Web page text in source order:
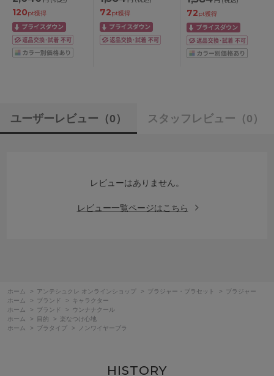
M/L/LL/3L
120pt獲得
対応 M/L
72pt獲得 72pt獲得
ユーザーレビュー （0） スタッフレビュー （0）
レビューはありません。
レビュー一覧ページはこちら
ホーム > アンテシュクレ オンラインショップ > ブラジャー・ブラセット >
ブラジャー
ホーム
> ブランド >
キャラクター
ホーム
> ブランド >
ウンナナクール
ホーム
> 目的 >
楽なつけ心地
ホーム
> ブラタイプ > ノンワイヤーブラ
HISTORY